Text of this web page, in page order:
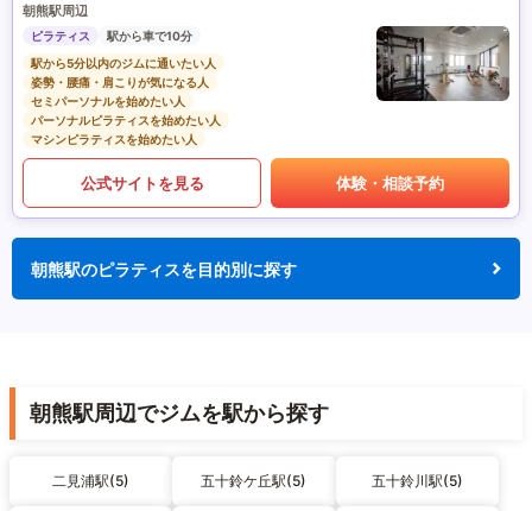
朝熊駅周辺
ピラティス
駅から車で10分
駅から5分以内のジムに通いたい人
姿勢・腰痛・肩こりが気になる人
セミパーソナルを始めたい人
パーソナルピラティスを始めたい人
マシンピラティスを始めたい人
公式サイトを見る 体験・相談予約
朝熊駅のピラティスを目的別に探す
朝熊駅周辺でジムを駅から探す
二見浦駅(5) 五十鈴ケ丘駅(5) 五十鈴川駅(5)